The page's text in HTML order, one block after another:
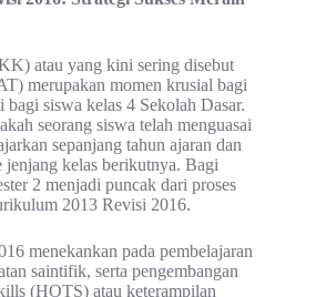
atau yang kini sering disebut
merupakan momen krusial bagi
bagi siswa kelas 4 Sekolah Dasar.
seorang siswa telah menguasai
sepanjang tahun ajaran dan
kelas berikutnya. Bagi
2 menjadi puncak dari proses
2013 Revisi 2016.
menekankan pada pembelajaran
saintifik, serta pengembangan
(HOTS) atau keterampilan